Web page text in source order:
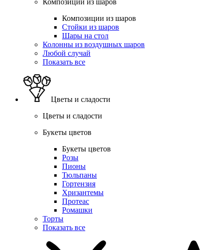
Композиции из шаров
Стойки из шаров
Шары на стол
Колонны из воздушных шаров
Любой случай
Показать все
Цветы и сладости
Цветы и сладости
Букеты цветов
Букеты цветов
Розы
Пионы
Тюльпаны
Гортензия
Хризантемы
Протеас
Ромашки
Торты
Показать все